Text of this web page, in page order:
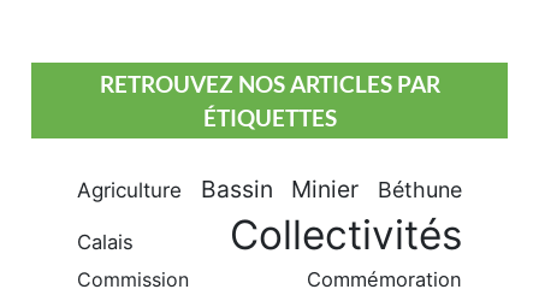
RETROUVEZ NOS ARTICLES PAR
ÉTIQUETTES
Agriculture Bassin Minier Béthune
Calais Collectivités
Commission Commémoration